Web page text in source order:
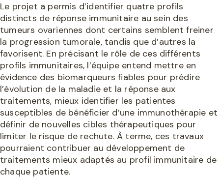
Le projet a permis d’identifier quatre profils
distincts de réponse immunitaire au sein des
tumeurs ovariennes dont certains semblent freiner
la progression tumorale, tandis que d’autres la
favorisent. En précisant le rôle de ces différents
profils immunitaires, l’équipe entend mettre en
évidence des biomarqueurs fiables pour prédire
l’évolution de la maladie et la réponse aux
traitements, mieux identifier les patientes
susceptibles de bénéficier d’une immunothérapie et
définir de nouvelles cibles thérapeutiques pour
limiter le risque de rechute. À terme, ces travaux
pourraient contribuer au développement de
traitements mieux adaptés au profil immunitaire de
chaque patiente.